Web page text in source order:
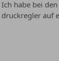
Ich habe bei
druckregler auf